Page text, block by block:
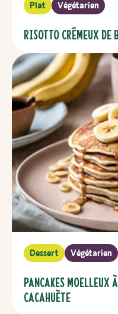
Plat Végétarien
Risotto crémeux
Dessert Végétarien
Pancakes moelleux
cacahuète